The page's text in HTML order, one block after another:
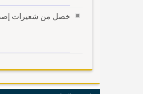
خصل من شعيرات